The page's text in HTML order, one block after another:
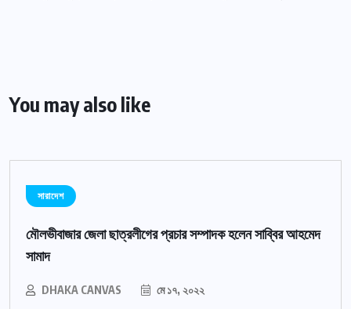
You may also like
সারাদেশ
মৌলভীবাজার জেলা ছাত্রলীগের প্রচার সম্পাদক হলেন সাব্বির আহমেদ
সামাদ
DHAKA CANVAS মে ১৭, ২০২২